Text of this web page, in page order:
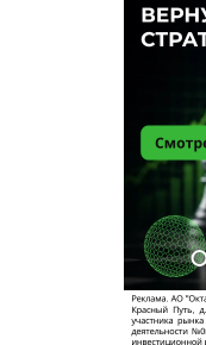
Омичка 12
Кто этот
слелал
брак
на заводе
про
а вот
где